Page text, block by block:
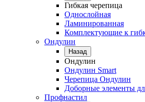
Гибкая черепица
Однослойная
Ламинированная
Комплектующие к
Ондулин
Назад
Ондулин
Ондулин Smart
Черепица Ондулин
Доборные элементы
Профнастил